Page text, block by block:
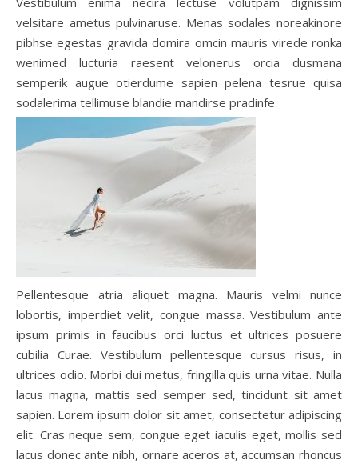
velsitare ametus pulvinaruse. Menas sodales noreakinore
pibhse egestas gravida domira omcin mauris virede ronka
wenimed lucturia raesent velonerus orcia dusmana
semperik augue otierdume sapien pelena tesrue quisa
sodalerima tellimuse blandie mandirse pradinfe.
Pellentesque atria aliquet magna. Mauris velmi nunce
lobortis, imperdiet velit, congue massa. Vestibulum ante
ipsum primis in faucibus orci luctus et ultrices posuere
cubilia Curae. Vestibulum pellentesque cursus risus, in
ultrices odio. Morbi dui metus, fringilla quis urna vitae. Nulla
lacus magna, mattis sed semper sed, tincidunt sit amet
sapien. Lorem ipsum dolor sit amet, consectetur adipiscing
elit. Cras neque sem, congue eget iaculis eget, mollis sed
lacus donec ante nibh, ornare aceros at, accumsan rhoncus